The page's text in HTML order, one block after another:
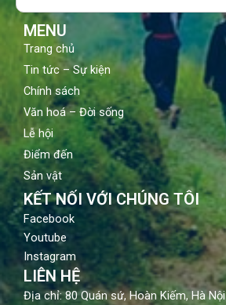
MENU
Trang chủ
Tin tức – Sự kiện
Chính sách
Văn hoá – Đời sống
Lễ hội
Điểm đến
Sản vật
KẾT NỐI VỚI CHÚNG TÔI
Facebook
Youtube
Instagram
LIÊN HỆ
Địa chỉ: 80 Quán sứ, Hoàn Kiếm, Hà Nội